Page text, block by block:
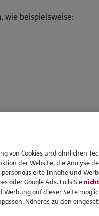
wie beispielsweise:
von Cookies und ähnlichen
der Website, die Analyse
Inhalte und
oder Google Ads. Falls Sie
auf dieser Seite
Näheres zu den